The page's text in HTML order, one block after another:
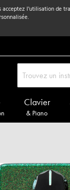
l'utilisation de
Clavier
& Piano